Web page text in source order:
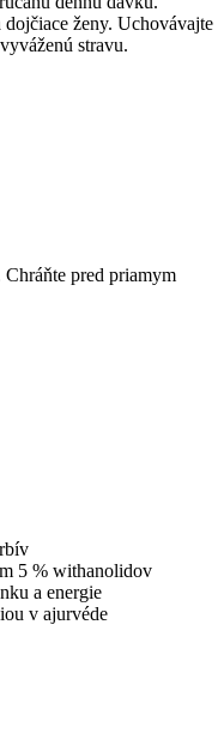
ženy. Uchovávajte
stravu.
pred priamym
5 % withanolidov
a energie
v ajurvéde